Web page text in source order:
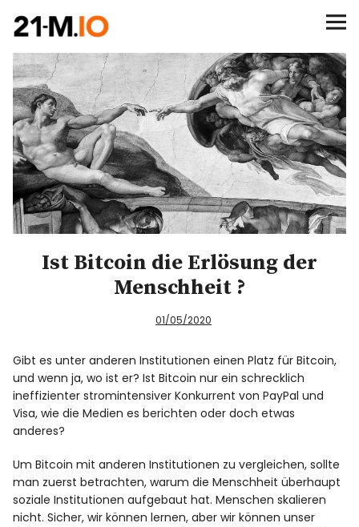
∞/21M BITCOIN
BEGINN
BITCOIN
ANALYSEN
NEWS
Ist Bitcoin die Erlösung der
Menschheit ?
01/05/2020
Gibt es unter anderen Institutionen einen Platz für Bitcoin,
und wenn ja, wo ist er? Ist Bitcoin nur ein schrecklich
ineffizienter stromintensiver Konkurrent von PayPal und
Visa, wie die Medien es berichten oder doch etwas
anderes?
Um Bitcoin mit anderen Institutionen zu vergleichen, sollte
man zuerst betrachten, warum die Menschheit überhaupt
soziale Institutionen aufgebaut hat. Menschen skalieren
nicht. Sicher, wir können lernen, aber wir können unser